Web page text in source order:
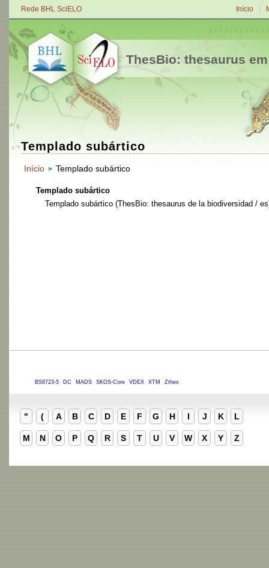
Rede BHL SciELO Início
ThesBio: thesaurus
Templado subártico
Início Templado subártico
Templado subártico
Templado subártico (ThesBio: thesaurus de la biodiversidad /
BS8723-5 DC MADS SKOS-Core VDEX XTM Zthes
" ( A B C D E F G H I J K L
M N O P Q R S T U V W X Y Z